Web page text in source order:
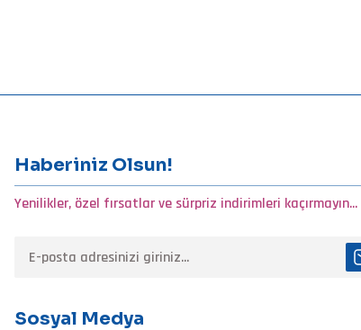
Haberiniz Olsun!
Yenilikler, özel fırsatlar ve sürpriz indirimleri kaçırmayın...
Sosyal Medya